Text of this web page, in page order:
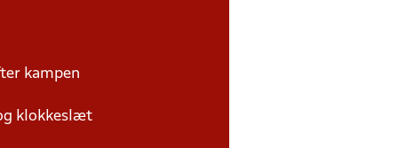
kampen
klokkeslæt